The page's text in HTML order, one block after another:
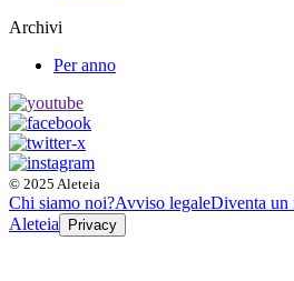
Archivi
Per anno
© 2025 Aleteia
Chi siamo noi?Avviso legaleDiventa un
Aleteia
Privacy